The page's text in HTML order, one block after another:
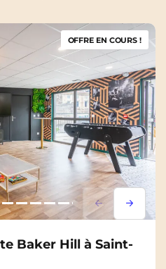
Lorem ipsum
Lorem
OFFRE EN COURS !
Baker Hill à Saint-